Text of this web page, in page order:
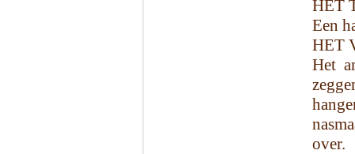
HET
Een
HET
Het
over.